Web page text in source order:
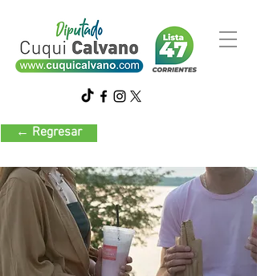
← Regresar